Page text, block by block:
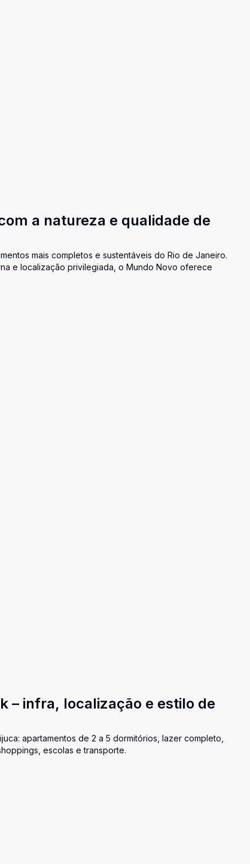
a natureza e qualidade de
mais completos e sustentáveis do Rio de Janeiro.
e localização privilegiada, o Mundo Novo oferece
– infra, localização e estilo de
apartamentos de 2 a 5 dormitórios, lazer completo,
escolas e transporte.